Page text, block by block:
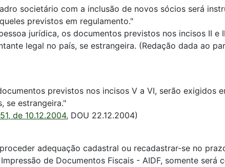
societário com a inclusão de novos sócios será
previstos em regulamento."
jurídica, os documentos previstos nos incisos II e
legal no país, se estrangeira. (Redação dada ao
previstos nos incisos V a VI, serão exigidos
se estrangeira."
de 10.12.2004, DOU 22.12.2004)
adequação cadastral ou recadastrar-se no
de Documentos Fiscais - AIDF, somente será